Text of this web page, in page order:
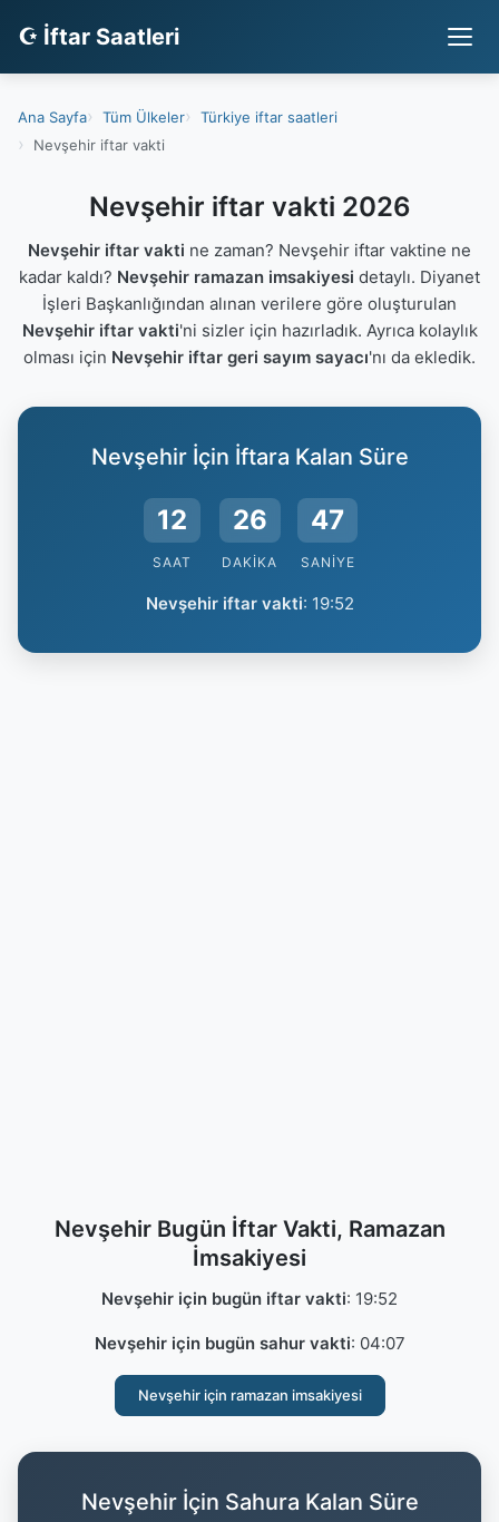
☪ İftar Saatleri
Ana Sayfa Tüm Ülkeler
Türkiye iftar saatleri
Nevşehir iftar vakti
Nevşehir iftar vakti 2026
Nevşehir iftar vakti ne zaman? Nevşehir iftar vaktine ne
kadar kaldı? Nevşehir ramazan imsakiyesi detaylı. Diyanet
İşleri Başkanlığından alınan verilere göre oluşturulan
Nevşehir iftar vakti'ni sizler için hazırladık. Ayrıca kolaylık
olması için Nevşehir iftar geri sayım sayacı'nı da ekledik.
Nevşehir İçin İftara Kalan Süre
12
SAAT
26
DAKIKA
46
SANIYE
Nevşehir iftar vakti: 19:52
Nevşehir Bugün İftar Vakti, Ramazan
İmsakiyesi
Nevşehir için bugün iftar vakti: 19:52
Nevşehir için bugün sahur vakti: 04:07
Nevşehir için ramazan imsakiyesi
Nevşehir İçin Sahura Kalan Süre